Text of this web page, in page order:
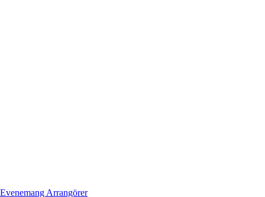
Evenemang Arrangörer